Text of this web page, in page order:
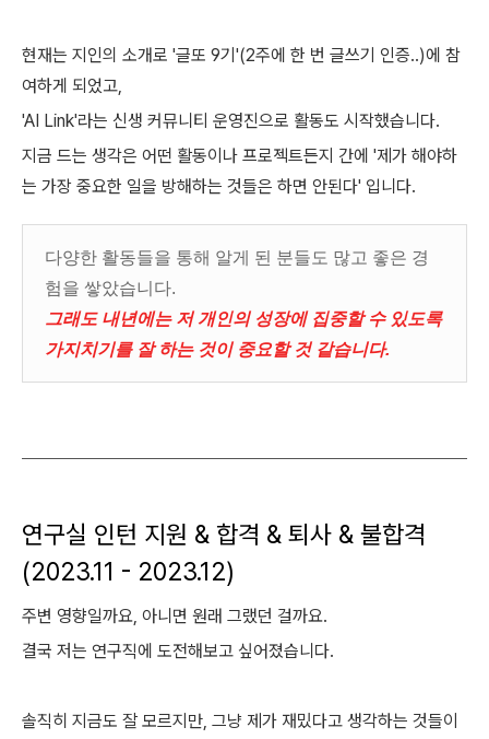
현재는 지인의 소개로 '글또 9기'(2주에 한 번 글쓰기 인증..)에 참
여하게 되었고,
'AI Link'라는 신생 커뮤니티 운영진으로 활동도 시작했습니다.
지금 드는 생각은 어떤 활동이나 프로젝트든지 간에 '제가 해야하
는 가장 중요한 일을 방해하는 것들은 하면 안된다' 입니다.
다양한 활동들을 통해 알게 된 분들도 많고 좋은 경
험을 쌓았습니다.
그래도 내년에는 저 개인의 성장에 집중할 수 있도록
가지치기를 잘 하는 것이 중요할 것 같습니다.
연구실 인턴 지원 & 합격 & 퇴사 & 불합격
(2023.11 - 2023.12)
주변 영향일까요, 아니면 원래 그랬던 걸까요.
결국 저는 연구직에 도전해보고 싶어졌습니다.
솔직히 지금도 잘 모르지만, 그냥 제가 재밌다고 생각하는 것들이